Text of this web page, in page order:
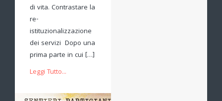
di vita. Contrastare la
re-
istituzionalizzazione
dei servizi Dopo una
prima parte in cui […]
Leggi Tutto...